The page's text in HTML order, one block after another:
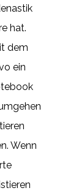
hat.
dem
ein
Wenn